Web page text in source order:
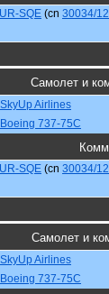
UR-SQE (cn 30034/
Самолет и
SkyUp Airlines
Boeing 737-75C
UR-SQE (cn 30034/
Самолет и
SkyUp Airlines
Boeing 737-75C